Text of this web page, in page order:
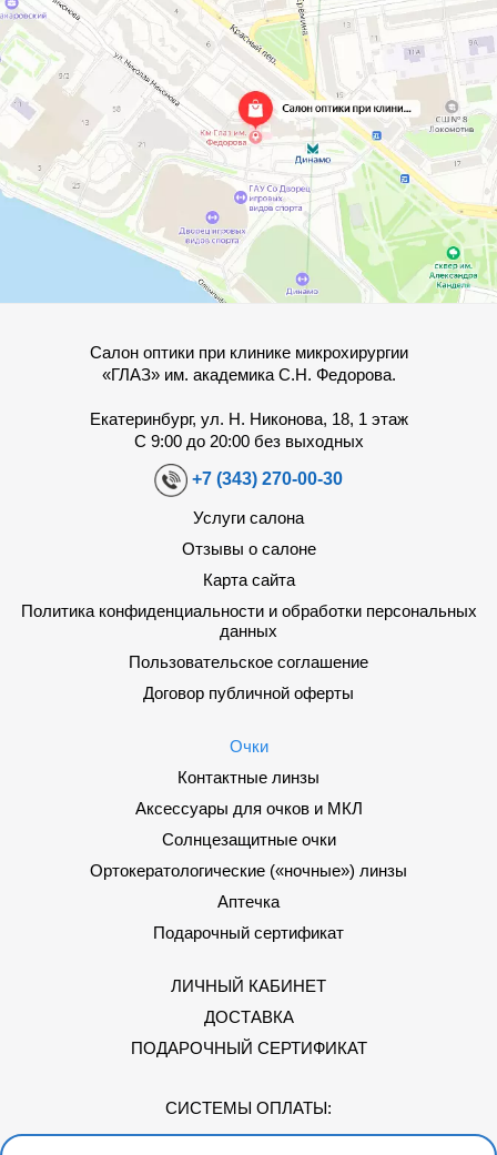
Салон оптики при клинике микрохирургии
«ГЛАЗ» им. академика С.Н. Федорова.
Екатеринбург, ул. Н. Никонова, 18, 1 этаж
С 9:00 до 20:00 без выходных
+7 (343) 270-00-30
Услуги салона
Отзывы о салоне
Карта сайта
Политика конфиденциальности и обработки персональных
данных
Пользовательское соглашение
Договор публичной оферты
Очки
Контактные линзы
Аксессуары для очков и МКЛ
Солнцезащитные очки
Ортокератологические («ночные») линзы
Аптечка
Подарочный сертификат
ЛИЧНЫЙ КАБИНЕТ
ДОСТАВКА
ПОДАРОЧНЫЙ СЕРТИФИКАТ
СИСТЕМЫ ОПЛАТЫ: